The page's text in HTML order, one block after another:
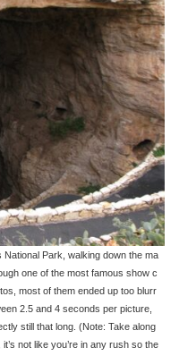
Park, walking down the ma
one of the most famous show c
most of them ended up too blurr
2.5 and 4 seconds per picture,
still that long. (Note: Take along
not like you’re in any rush so the